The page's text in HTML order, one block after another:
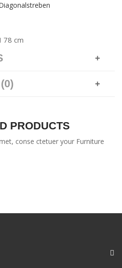
78 cm
PRODUCTS
conse ctetuer your Furniture